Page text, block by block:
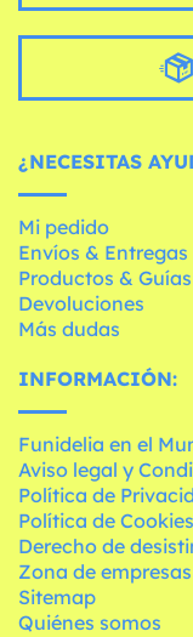
¿NECESITAS
Mi pedido
Envíos & Entregas
Productos &
Devoluciones
Más dudas
INFORMACIÓN:
Funidelia en el
Aviso legal y
Política de
Política de Cookies
Derecho de
Zona de empresas
Sitemap
Quiénes somos